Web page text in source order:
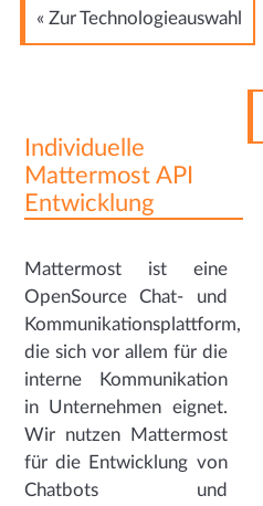
« Zur Technologieauswahl
Individuelle
Mattermost API
Entwicklung
Mattermost ist eine
OpenSource Chat- und
Kommunikationsplattform,
die sich vor allem für die
interne Kommunikation
in Unternehmen eignet.
Wir nutzen Mattermost
für die Entwicklung von
Chatbots und